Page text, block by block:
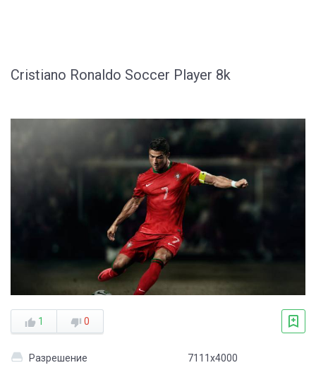
Cristiano Ronaldo Soccer Player 8k
1 0
Разрешение 7111x4000